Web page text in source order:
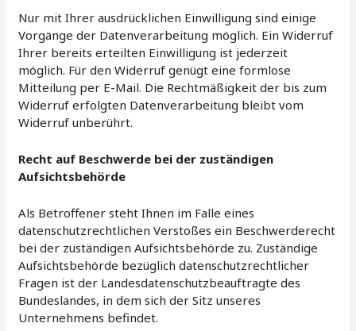
Nur mit Ihrer ausdrücklichen Einwilligung sind einige
Vorgänge der Datenverarbeitung möglich. Ein Widerruf
Ihrer bereits erteilten Einwilligung ist jederzeit
möglich. Für den Widerruf genügt eine formlose
Mitteilung per E-Mail. Die Rechtmäßigkeit der bis zum
Widerruf erfolgten Datenverarbeitung bleibt vom
Widerruf unberührt.
Recht auf Beschwerde bei der zuständigen
Aufsichtsbehörde
Als Betroffener steht Ihnen im Falle eines
datenschutzrechtlichen Verstoßes ein Beschwerderecht
bei der zuständigen Aufsichtsbehörde zu. Zuständige
Aufsichtsbehörde bezüglich datenschutzrechtlicher
Fragen ist der Landesdatenschutzbeauftragte des
Bundeslandes, in dem sich der Sitz unseres
Unternehmens befindet.